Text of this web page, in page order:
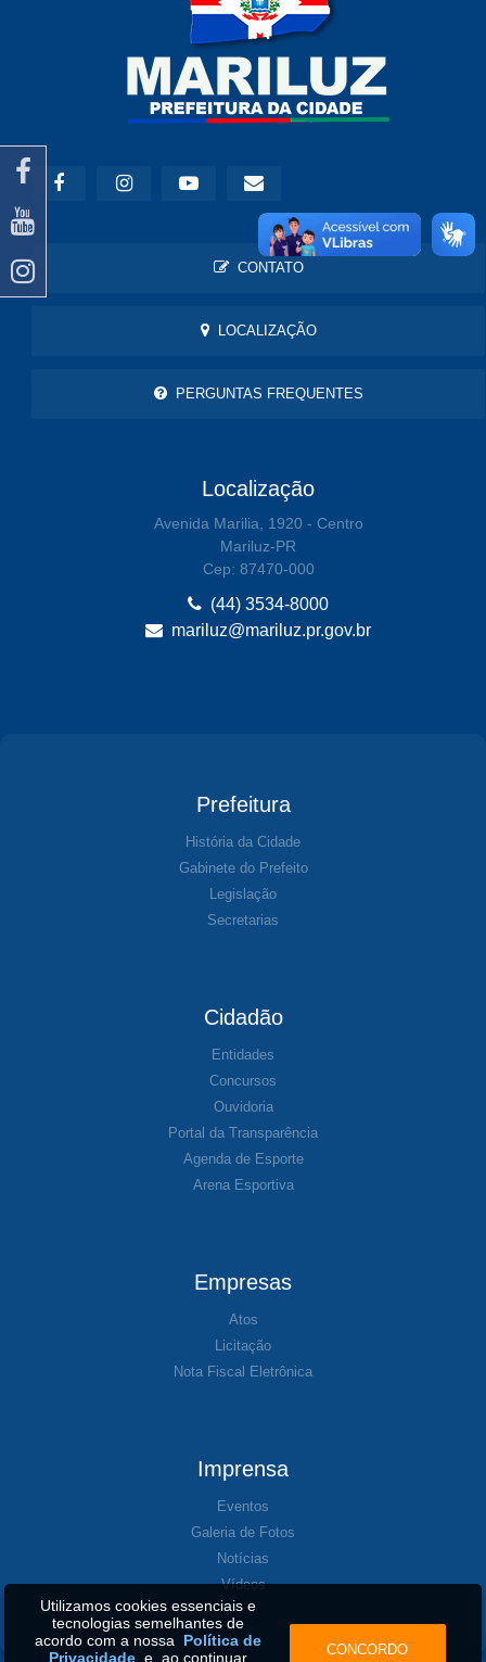
CONTATO
LOCALIZAÇÃO
PERGUNTAS FREQUENTES
Localização
Avenida Marilia, 1920 - Centro
Mariluz-PR
Cep: 87470-000
(44) 3534-8000
mariluz@mariluz.pr.gov.br
Prefeitura
História da Cidade
Gabinete do Prefeito
Legislação
Secretarias
Cidadão
Entidades
Concursos
Ouvidoria
Portal da Transparência
Agenda de Esporte
Arena Esportiva
Empresas
Atos
Licitação
Nota Fiscal Eletrônica
Imprensa
Eventos
Galeria de Fotos
Notícias
Vídeos
Utilizamos cookies essenciais e
tecnologias semelhantes de
acordo com a nossa Política de
Privacidadee, ao continuar CONCORDO